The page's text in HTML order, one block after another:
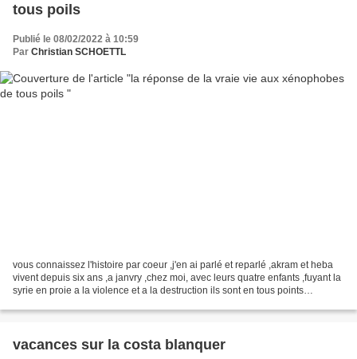
tous poils
Publié le 08/02/2022 à 10:59
Par Christian SCHOETTL
vous connaissez l'histoire par coeur ,j'en ai parlé et reparlé ,akram et heba
vivent depuis six ans ,a janvry ,chez moi, avec leurs quatre enfants ,fuyant la
syrie en proie a la violence et a la destruction ils sont en tous points
vacances sur la costa blanquer